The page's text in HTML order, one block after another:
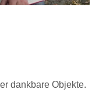
dankbare Objekte.